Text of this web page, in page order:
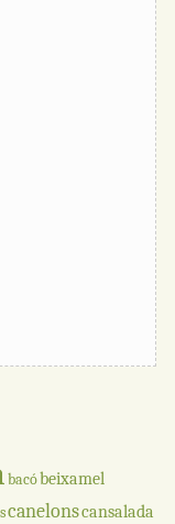
bacóbeixamel
canelonscansalada